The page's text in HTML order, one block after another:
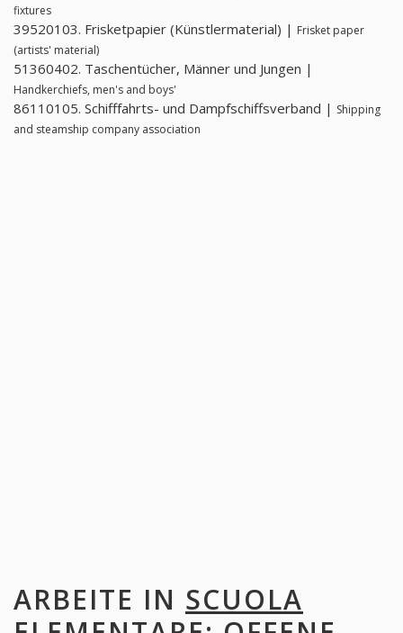
fixtures
39520103. Frisketpapier (Künstlermaterial) | Frisket paper
(artists' material)
51360402. Taschentücher, Männer und Jungen |
Handkerchiefs, men's and boys'
86110105. Schifffahrts- und Dampfschiffsverband | Shipping
and steamship company association
ARBEITE IN SCUOLA